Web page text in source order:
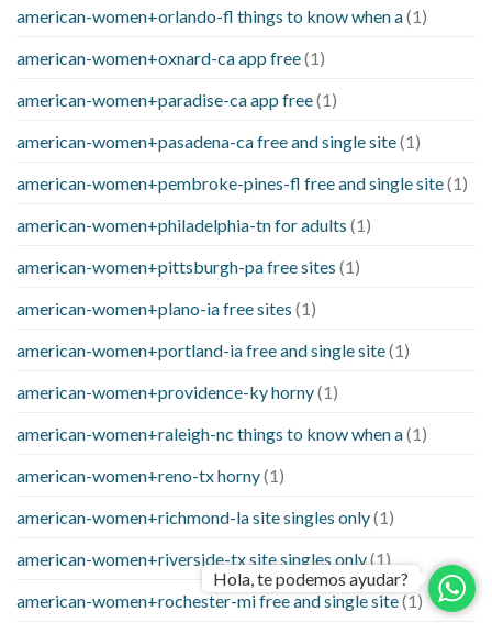
american-women+orlando-fl things to know when a(1)
american-women+oxnard-ca app free(1)
american-women+paradise-ca app free(1)
american-women+pasadena-ca free and single site(1)
american-women+pembroke-pines-fl free and single site(1)
american-women+philadelphia-tn for adults (1)
american-women+pittsburgh-pa free sites (1)
american-women+plano-ia free sites (1)
american-women+portland-ia free and single site(1)
american-women+providence-ky horny(1)
american-women+raleigh-nc things to know when a(1)
american-women+reno-tx horny(1)
american-women+richmond-la site singles only(1)
american-women+riverside-tx site singles only(1)
american-women+rochester-mi free and single site(1)
Hola, te podemos ayudar?